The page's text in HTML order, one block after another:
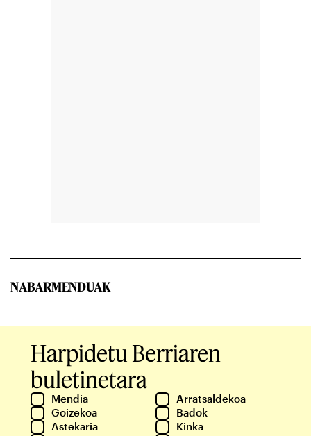
NABARMENDUAK
Harpidetu Berriaren
buletinetara
Mendia
Arratsaldekoa
Goizekoa
Badok
Astekaria
Kinka